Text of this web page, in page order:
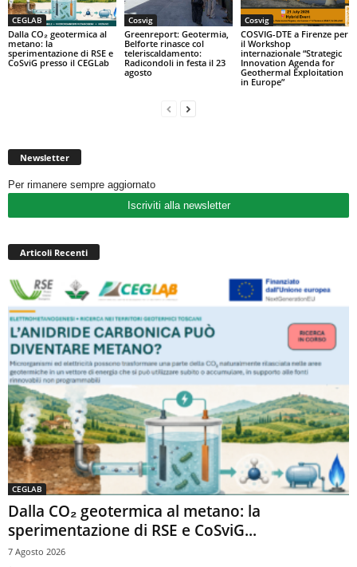
CEGLAB
Dalla CO₂ geotermica al
metano: la
sperimentazione di RSE e
CoSviG presso il CEGLab
Cosvig
Greenreport: Geotermia,
Belforte rinasce col
teleriscaldamento:
Radicondoli in festa il 23
agosto
Cosvig
COSVIG-DTE a Firenze per
il Workshop
internazionale “Strategic
Innovation Agenda for
Geothermal Exploitation
in Europe”
Newsletter
Per rimanere sempre aggiornato
Iscriviti alla newsletter
Articoli Recenti
CEGLAB
Dalla CO₂ geotermica al metano: la
sperimentazione di RSE e CoSviG...
7 Agosto 2026